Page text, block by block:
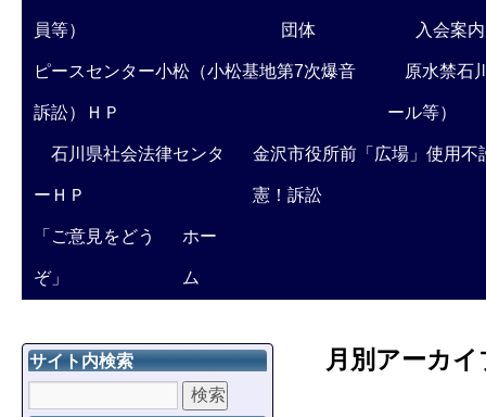
員等） 団体 入会案内
ピースセンター小松（小松基地第7次爆音
訴訟）ＨＰ
原水禁石
ール等）
石川県社会法律センタ
ーＨＰ
金沢市役所前「広場」使用不
憲！訴訟
「ご意見をどう
ぞ」
ホー
ム
月別アーカ
サイト内検索